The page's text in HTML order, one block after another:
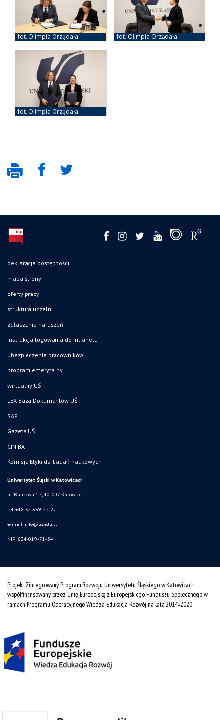
deklaracja dostępności
mapa strony
oferty pracy
struktura uczelni
zgłaszanie naruszeń
instrukcja logowania do intranetu
ubezpieczenie pracowników
program emerytalny
wirtualny UŚ
LEX Baza Dokumentów UŚ
SAP
Gazeta UŚ
CINiBA
Komisja Etyki ds. badań naukowych
Uniwersytet Śląski w Katowicach
ul. Bankowa 12, 40-007 Katowice
tel. +48 32 359 22 22
e-mail: info@us.edu.pl
NIP: 634-019-71-34
Projekt Zintegrowany Program Rozwoju Uniwersytetu Śląskiego w Katowicach
współfinansowany przez Unię Europejską z Europejskiego Funduszu Społecznego w
ramach Programu Operacyjnego Wiedza Edukacja Rozwój na lata 2014˗2020.